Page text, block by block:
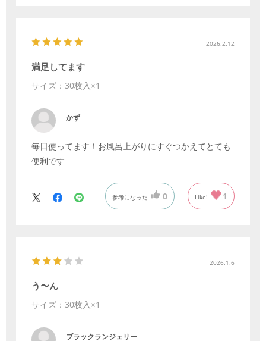
2026.2.12
満足してます
サイズ：30枚入×1
かず
毎日使ってます！お風呂上がりにすぐつかえてとても
便利です
参考になった 0 Like! 1
2026.1.6
う〜ん
サイズ：30枚入×1
ブラックランジェリー